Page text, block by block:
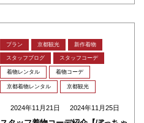
プラン 京都観光 新作着物
スタッフブログ スタッフコーデ
着物レンタル 着物コーデ
京都着物レンタル 京都観光
2024年11月21日 2024年11月25日